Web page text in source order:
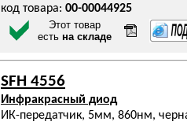
код товара: 00-00044925
Этот товар
есть на складе
SFH 4556
Инфракрасный диод
ИК-передатчик, 5мм, 860нм,